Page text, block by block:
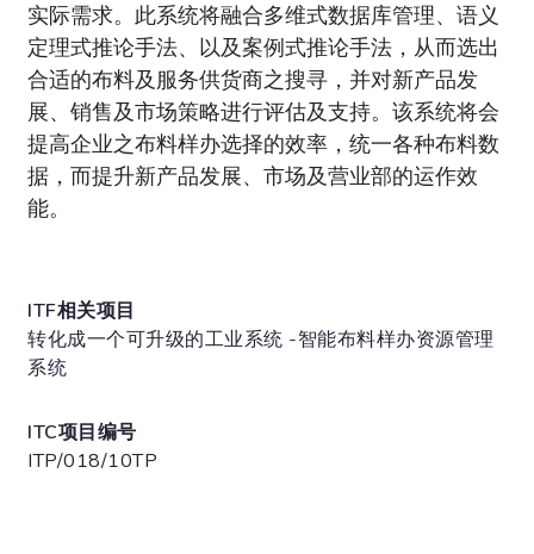
实际需求。此系统将融合多维式数据库管理、语义
定理式推论手法、以及案例式推论手法，从而选出
合适的布料及服务供货商之搜寻，并对新产品发
展、销售及市场策略进行评估及支持。该系统将会
提高企业之布料样办选择的效率，统一各种布料数
据，而提升新产品发展、市场及营业部的运作效
能。
ITF相关项目
转化成一个可升级的工业系统 -智能布料样办资源管理
系统
ITC项目编号
ITP/018/10TP